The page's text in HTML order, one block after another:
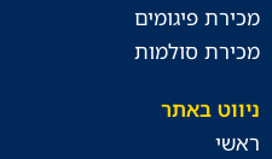
מכירת פיגומים
מכירת סולמות
ניווט באתר
ראשי